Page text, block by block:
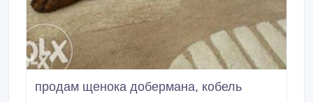
продам щенока добермана, кобель